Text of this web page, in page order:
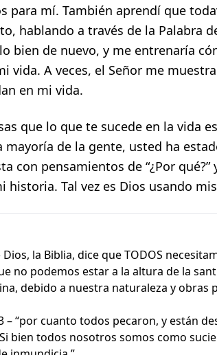
para mí. También aprendí que
hablando a través de la Palabra
bien de nuevo, y me entrenaría
vida. A veces, el Señor me
en mi vida.
que lo que te sucede en la vida
mayoría de la gente, usted ha
con pensamientos de “¿Por qué?”
historia. Tal vez es Dios usando
la Biblia, dice que TODOS
no podemos estar a la altura de la
debido a nuestra naturaleza y obras
– “por cuanto todos pecaron, y están
bien todos nosotros somos como